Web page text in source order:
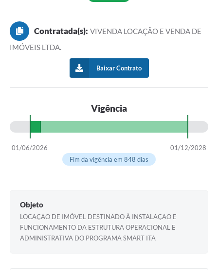
Contratada(s): VIVENDA LOCAÇÃO E VENDA DE
IMÓVEIS LTDA.
Baixar Contrato
Vigência
01/06/2026
01/12/2028
Fim da vigência em 848 dias
Objeto
LOCAÇÃO DE IMÓVEL DESTINADO À INSTALAÇÃO E
FUNCIONAMENTO DA ESTRUTURA OPERACIONAL E
ADMINISTRATIVA DO PROGRAMA SMART ITA